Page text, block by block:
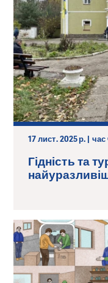
17 лист. 2025 р. |
Гідність та